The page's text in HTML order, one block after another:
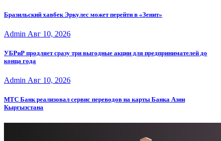
Бразильский хавбек Эркулес может перейти в «Зенит»
Admin Авг 10, 2026
УБРиР продляет сразу три выгодные акции для предпринимателей до
конца года
Admin Авг 10, 2026
МТС Банк реализовал сервис переводов на карты Банка Азии
Кыргызстана